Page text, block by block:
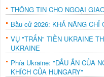
THÔNG TIN CHO NGOẠI
Bầu cử 2026: KHẢ NĂNG
VỤ "TRẤN" TIỀN UKRAINE
UKRAINE
Phía Ukraine: "DẤU ẤN CỦA
KHÍCH CỦA HUNGARY"